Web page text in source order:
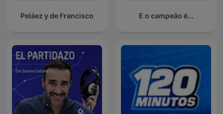
Peláez y de Francisco E o campeão é...